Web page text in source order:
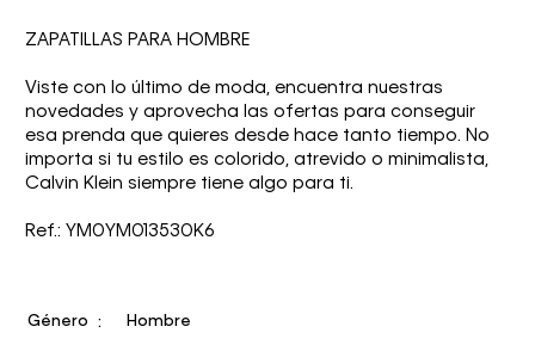
ZAPATILLAS PARA HOMBRE
Viste con lo último de moda, encuentra nuestras
novedades y aprovecha las ofertas para conseguir
esa prenda que quieres desde hace tanto tiempo. No
importa si tu estilo es colorido, atrevido o minimalista,
Calvin Klein siempre tiene algo para ti.
Ref.: YM0YM013530K6
Género Hombre